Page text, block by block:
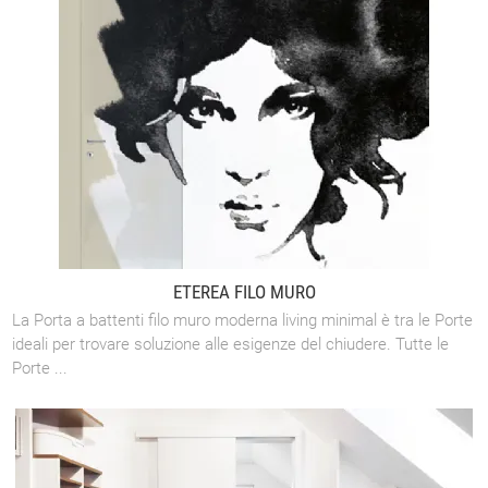
ETEREA FILO MURO
La Porta a battenti filo muro moderna living minimal è tra le Porte
ideali per trovare soluzione alle esigenze del chiudere. Tutte le
Porte ...